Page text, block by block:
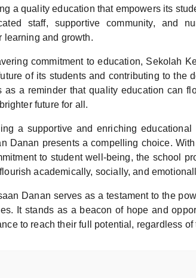
a quality education that empowers its
staff, supportive community, and
learning and growth.
commitment to education, Sekolah
of its students and contributing to the
as a reminder that quality education can
future for all.
a supportive and enriching
Danan presents a compelling choice.
to student well-being, the school
academically, socially, and
Danan serves as a testament to the
It stands as a beacon of hope and
to reach their full potential, regardless